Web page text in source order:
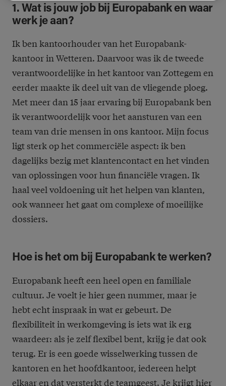
1. Wat is jouw job bij Europabank en waar
werk je aan?
Ik ben kantoorhouder van het Europabank-
kantoor in Wetteren. Daarvoor was ik de tweede
verantwoordelijke in het kantoor van Zottegem en
eerder maakte ik deel uit van de vliegende ploeg.
Met meer dan 15 jaar ervaring bij Europabank ben
ik verantwoordelijk voor het aansturen van een
team van drie mensen in ons kantoor. Mijn focus
ligt sterk op het commerciële aspect: ik ben
dagelijks bezig met klantencontact en het vinden
van oplossingen voor hun financiële vragen. Ik
haal veel voldoening uit het helpen van klanten,
ook wanneer het gaat om complexe of moeilijke
dossiers.
Hoe is het om bij Europabank te werken?
Europabank heeft een heel open en familiale
cultuur. Je voelt je hier geen nummer, maar je
hebt echt inspraak in wat er gebeurt. De
flexibiliteit in werkomgeving is iets wat ik erg
waardeer: als je zelf flexibel bent, krijg je dat ook
terug. Er is een goede wisselwerking tussen de
kantoren en het hoofdkantoor, iedereen helpt
elkaar en dat versterkt de teamgeest. Je krijgt hier